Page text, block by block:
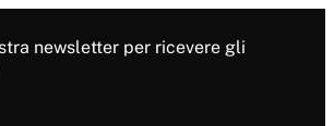
newsletter per ricevere gli